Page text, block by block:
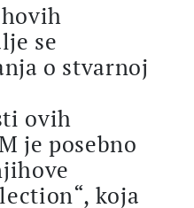
se
o stvarnoj
ovih
je posebno
koja